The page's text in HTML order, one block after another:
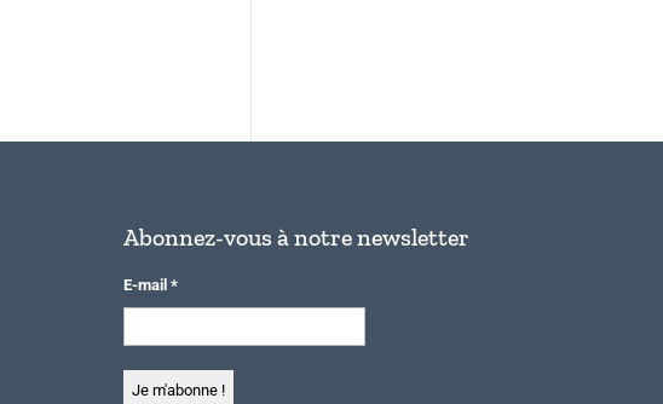
Abonnez-vous à notre newsletter
E-mail *